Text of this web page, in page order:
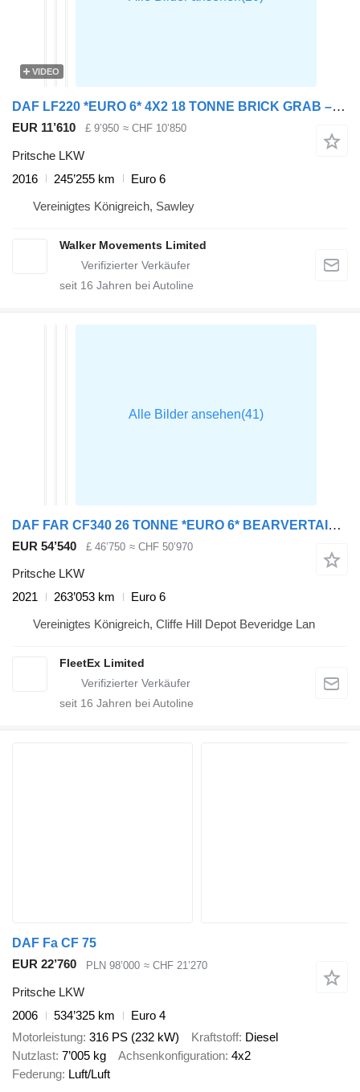
VIDEO
DAF LF220 *EURO 6* 4X2 18 TONNE BRICK GRAB – 2016 – MX16 FEV
EUR 11’610 £ 9’950 ≈ CHF 10’850
Pritsche LKW
2016
245’255 km
Euro 6
Vereinigtes Königreich, Sawley
Walker Movements Limited
seit 16 Jahren bei Autoline
DAF FAR CF340 26 TONNE *EURO 6* BEARVERTAIL 2021 – PN71 GKA
EUR 54’540 £ 46’750 ≈ CHF 50’970
Pritsche LKW
2021
263’053 km
Euro 6
Vereinigtes Königreich, Cliffe Hill Depot Beveridge Lan
FleetEx Limited
seit 16 Jahren bei Autoline
DAF Fa CF 75
EUR 22’760
PLN 98’000 ≈ CHF 21’270
Pritsche LKW
2006
534’325 km
Euro 4
Motorleistung 316 PS (232 kW) Kraftstoff Diesel
Nutzlast 7’005 kg Achsenkonfiguration 4x2
Federung Luft/Luft